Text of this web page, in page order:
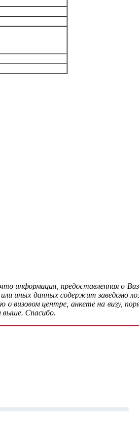
информация, предоставленная о
иных данных содержит заведомо
центре, анкете на визу,
выше. Спасибо.